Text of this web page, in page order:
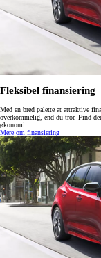
Fleksibel finansiering
Med en bred palette at attraktive
overkommelig, end du tror. Find
økonomi.
Mere om finansiering